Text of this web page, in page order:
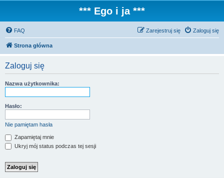
*** Ego i ja ***
FAQ Zaloguj się
Zarejestruj się
Strona główna
Zaloguj się
Nazwa użytkownika:
Hasło:
Nie pamiętam hasła
Zapamiętaj mnie
Ukryj mój status podczas tej sesji